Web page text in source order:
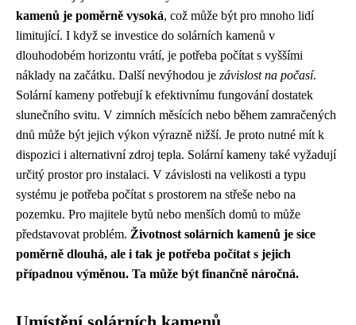
kamenů je poměrně vysoká, což může být pro mnoho lidí
limitující. I když se investice do solárních kamenů v
dlouhodobém horizontu vrátí, je potřeba počítat s vyššími
náklady na začátku. Další nevýhodou je závislost na počasí.
Solární kameny potřebují k efektivnímu fungování dostatek
slunečního svitu. V zimních měsících nebo během zamračených
dnů může být jejich výkon výrazně nižší. Je proto nutné mít k
dispozici i alternativní zdroj tepla. Solární kameny také vyžadují
určitý prostor pro instalaci. V závislosti na velikosti a typu
systému je potřeba počítat s prostorem na střeše nebo na
pozemku. Pro majitele bytů nebo menších domů to může
představovat problém. Životnost solárních kamenů je sice
poměrně dlouhá, ale i tak je potřeba počítat s jejich
případnou výměnou. Ta může být finančně náročná.